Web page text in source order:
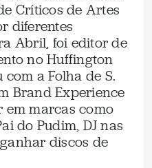
Críticos de Artes
diferentes
Abril, foi editor de
no Huffington
a Folha de S.
Brand Experience
em marcas como
do Pudim, DJ nas
discos de